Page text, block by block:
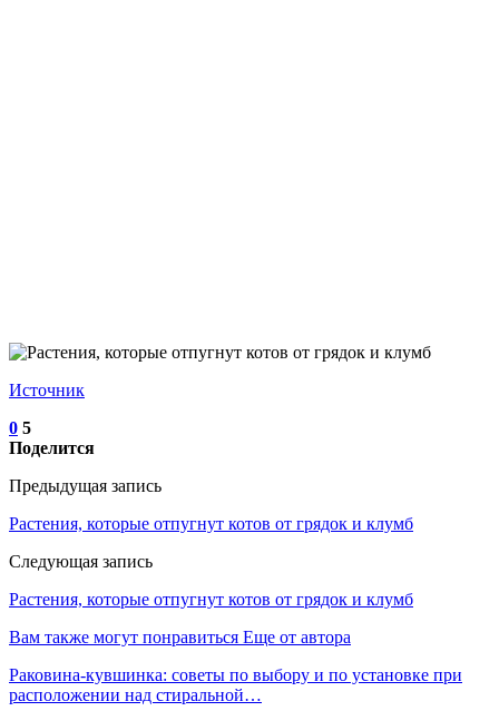
Источник
0 5
Поделится
Предыдущая запись
Растения, которые отпугнут котов от грядок и клумб
Следующая запись
Растения, которые отпугнут котов от грядок и клумб
Вам также могут понравиться Еще от автора
Раковина-кувшинка: советы по выбору и по установке при
расположении над стиральной…